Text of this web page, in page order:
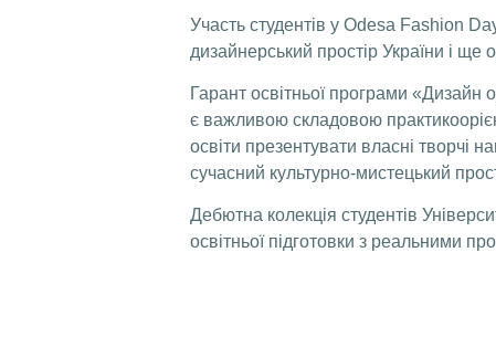
Участь студентів у Odesa Fashion
дизайнерський простір України і
Гарант освітньої програми «Дизайн
є важливою складовою
освіти презентувати власні творчі
сучасний культурно-мистецький
Дебютна колекція студентів
освітньої підготовки з реальними